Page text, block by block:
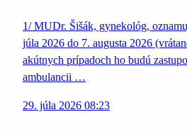
1/ MUDr. Šišák, gynekológ,
júla 2026 do 7. augusta 2026
akútnych prípadoch ho budú
ambulancii …
29. júla 2026 08:23